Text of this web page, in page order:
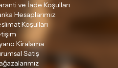
ve İade Koşulları
Hesaplarımız
Koşulları
Kiralama
Satış